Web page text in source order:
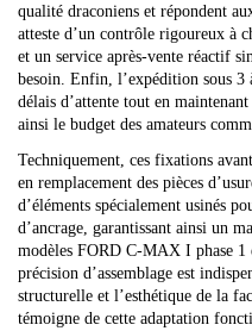
qualité draconiens et répondent
atteste d’un contrôle rigoureux à
et un service après-vente réactif
besoin. Enfin, l’expédition sous
délais d’attente tout en
ainsi le budget des amateurs
Techniquement, ces fixations
en remplacement des pièces
d’éléments spécialement usinés
d’ancrage, garantissant ainsi un
modèles FORD C-MAX I phase
précision d’assemblage est
structurelle et l’esthétique de la
témoigne de cette adaptation